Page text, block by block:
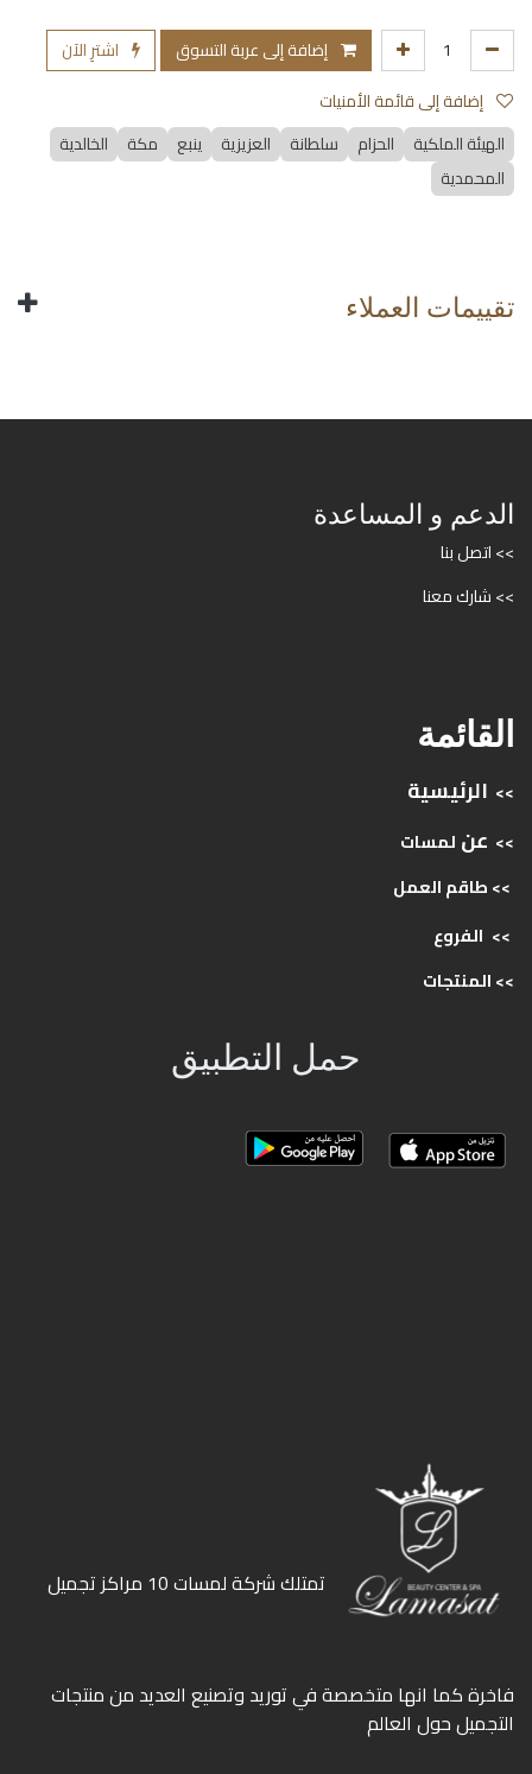
إضافة إلى عربة التسوق
اشترِ الآن
الهيئة الملكية
الحزام سلطانة العزيزية ينبع مكة
الخالدية
المحمدية
تقييمات العملاء
الدعم و المساعدة
>> اتصل بنا
>> شارك معنا
القائمة
>> الرئيسية
>> عن لمسات
>> طاقمالعمل
>> الفروع
>>المنتجات
حمل التطبيق
ﺗﻤﺘﻠﻚ ﺷﺮﻛﺔ ﻟﻤﺴﺎت 10 ﻣﺮاﻛﺰ ﺗﺠﻤﻴﻞ
ﻓﺎﺧﺮة كما انها ﻣﺘﺨﺼﺼﺔ ﻓﻲ ﺗﻮرﻳﺪ وﺗﺼﻨﻴﻊ اﻟﻌﺪﻳﺪ ﻣﻦ ﻣﻨﺘﺠﺎت
اﻟﺘﺠﻤﻴﻞ ﺣﻮل اﻟﻌﺎﻟﻢ